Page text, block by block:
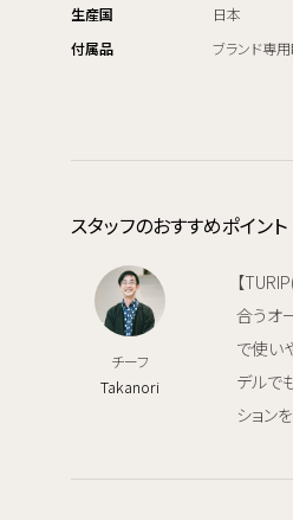
生産国
日本
付属品
ブランド専
スタッフのおすすめポイント
チーフ
Takanori
【
合うオ
で使い
デルで
ション